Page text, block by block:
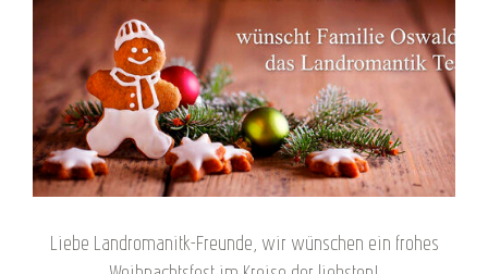
Liebe Landromanitk-Freunde, wir wünschen ein frohes